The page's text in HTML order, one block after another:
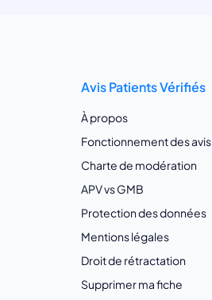
Avis Patients Vérifiés
À propos
Fonctionnement des avis
Charte de modération
APV vs GMB
Protection des données
Mentions légales
Droit de rétractation
Supprimer ma fiche